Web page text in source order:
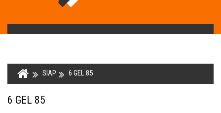
SIAP 6 GEL 85
6 GEL 85